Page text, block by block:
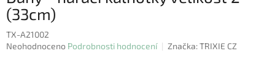
(33cm)
TX-A21002
Průměrné
Neohodnoceno Podrobnosti hodnocení Značka:TRIXIE CZ